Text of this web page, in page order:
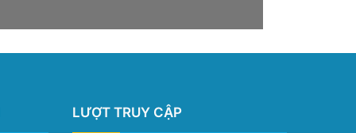
LƯỢT TRUY CẬP